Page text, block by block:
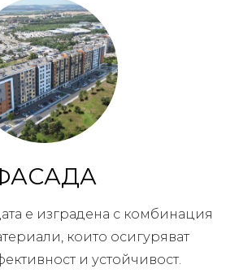
е изградена с комбинация
които осигуряват
и устойчивост.